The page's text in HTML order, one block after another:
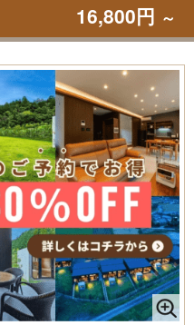
16,800円 ～